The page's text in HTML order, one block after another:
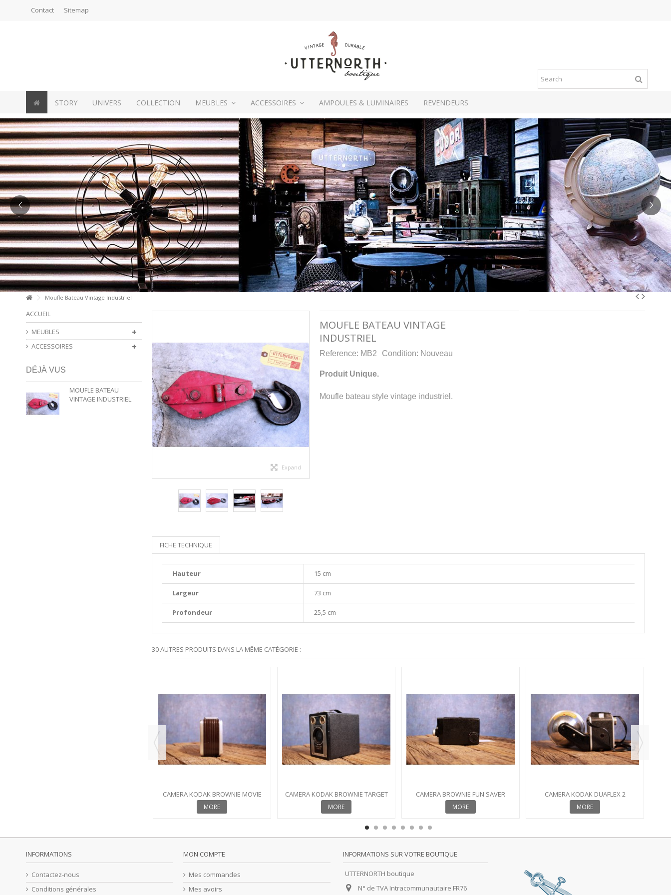
Contact Sitemap
STORY UNIVERS COLLECTION MEUBLES ACCESSOIRES AMPOULES & LUMINAIRES REVENDEURS
Moufle Bateau Vintage Industriel
Expand
MOUFLE BATEAU VINTAGE
INDUSTRIEL
Reference: MB2 Condition: Nouveau
Produit Unique.
Moufle bateau style vintage industriel.
FICHE TECHNIQUE
Hauteur 15 cm
Largeur 73 cm
Profondeur 25,5 cm
30 AUTRES PRODUITS DANS LA MÊME CATÉGORIE :
CAMERA KODAK BROWNIE MOVIE
MORE
CAMERA KODAK BROWNIE TARGET
SIX-16
MORE
CAMERA BROWNIE FUN SAVER
MORE
CAMERA KODAK DUAFLEX 2
MORE
ACCUEIL
MEUBLES
ACCESSOIRES
DÉJÀ VUS
MOUFLE BATEAU
VINTAGE INDUSTRIEL
INFORMATIONS
Contactez-nous
Conditions générales
MON COMPTE
Mes commandes
Mes avoirs
INFORMATIONS SUR VOTRE BOUTIQUE
UTTERNORTH boutique
N° de TVA Intracommunautaire FR76